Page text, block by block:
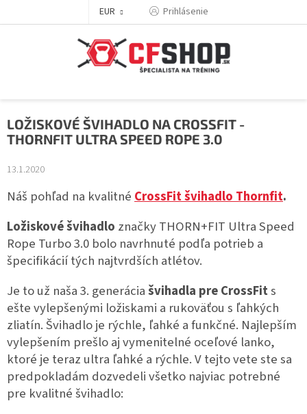
EUR Prihlásenie
LOŽISKOVÉ ŠVIHADLO NA CROSSFIT -
THORNFIT ULTRA SPEED ROPE 3.0
13.1.2020
Náš pohľad na kvalitné CrossFit švihadlo Thornfit.
Ložiskové švihadlo značky THORN+FIT Ultra Speed
Rope Turbo 3.0 bolo navrhnuté podľa potrieb a
špecifikácií tých najtvrdších atlétov.
Je to už naša 3. generáciašvihadla pre CrossFits
ešte vylepšenými ložiskami a rukoväťou s ľahkých
zliatín. Švihadlo je rýchle, ľahké a funkčné. Najlepším
vylepšením prešlo aj vymenitelné oceľové lanko,
ktoré je teraz ultra ľahké a rýchle. V tejto vete ste sa
predpokladám dozvedeli všetko najviac potrebné
pre kvalitné švihadlo: